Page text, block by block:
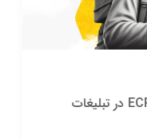
راهنمای کامل استراتژی بیدینگ ECPC در تبلیغات